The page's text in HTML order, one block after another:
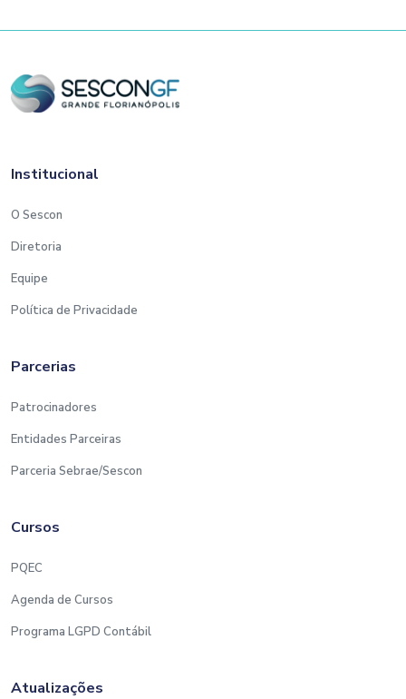
Institucional
O Sescon
Diretoria
Equipe
Política de Privacidade
Parcerias
Patrocinadores
Entidades Parceiras
Parceria Sebrae/Sescon
Cursos
PQEC
Agenda de Cursos
Programa LGPD Contábil
Atualizações